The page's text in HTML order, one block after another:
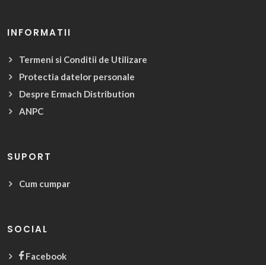
INFORMATII
Termeni si Conditii de Utilizare
Protectia datelor personale
Despre Ermach Distribution
ANPC
SUPORT
Cum cumpar
SOCIAL
Facebook